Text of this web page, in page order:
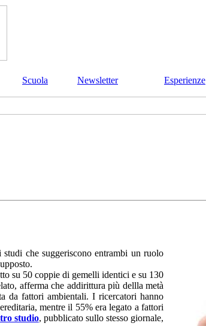
Scuola Newsletter Esperienze
che suggeriscono entrambi unruolo
upposto.
su 50 coppie di gemelli identici e su 130
afferma che addirittura più dellla metà
da fattori ambientali. I ricercatori hanno
mentre il 55% era legato a fattori
studio, pubblicato sullo stesso giornale,